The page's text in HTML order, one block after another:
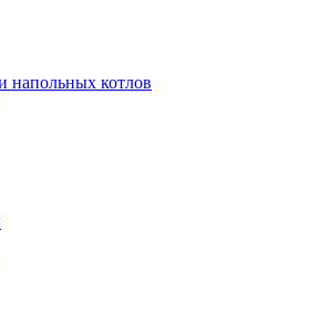
напольных котлов